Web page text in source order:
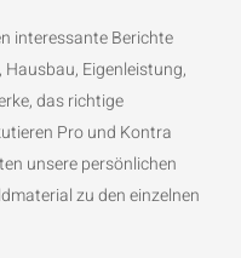
interessante Berichte
Eigenleistung,
das richtige
Pro und Kontra
unsere persönlichen
zu den einzelnen